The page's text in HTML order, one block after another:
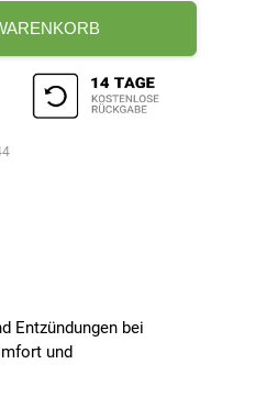
Entzündungen bei
und